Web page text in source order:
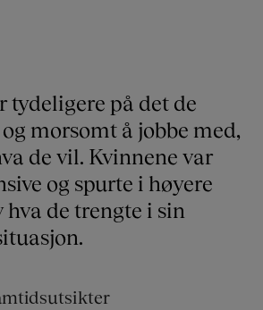
tydeligere på det de
morsomt å jobbe med,
de vil. Kvinnene var
og spurte i høyere
hva de trengte i sin